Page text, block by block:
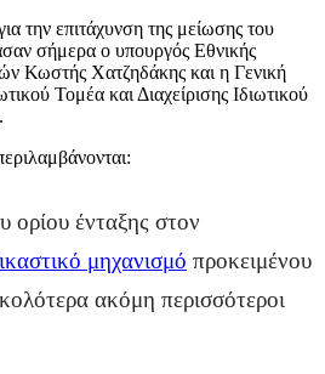
την επιτάχυνση της μείωσης του
σήμερα ο υπουργός Εθνικής
Κωστής Χατζηδάκης και η Γενική
Τομέα και Διαχείρισης Ιδιωτικού
ορίου ένταξης στον
μηχανισμό προκειμένου
ακόμη περισσότεροι